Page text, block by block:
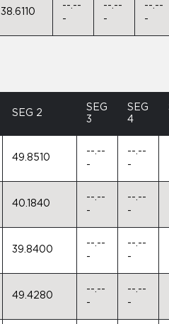
38.6110
--.--
-
--.--
-
--.--
-
SEG 2
SEG
3
SEG
4
49.8510
--.--
-
--.--
-
40.1840
--.--
-
--.--
-
39.8400
--.--
-
--.--
-
49.4280
--.--
-
--.--
-